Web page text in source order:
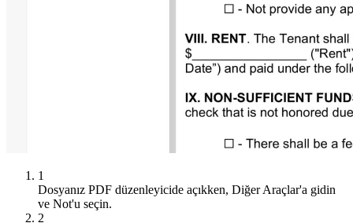
1
Dosyanız PDF düzenleyicide açıkken, Diğer Araçlar'a gidin
ve Not'u seçin.
2